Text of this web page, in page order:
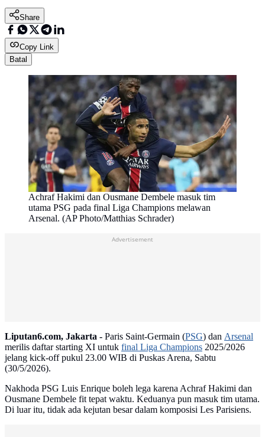
Share
Copy Link
Batal
Achraf Hakimi dan Ousmane Dembele masuk tim
utama PSG pada final Liga Champions melawan
Arsenal. (AP Photo/Matthias Schrader)
Advertisement
Liputan6.com, Jakarta - Paris Saint-Germain (PSG) dan Arsenal
merilis daftar starting XI untuk final Liga Champions 2025/2026
jelang kick-off pukul 23.00 WIB di Puskas Arena, Sabtu
(30/5/2026).
Nakhoda PSG Luis Enrique boleh lega karena Achraf Hakimi dan
Ousmane Dembele fit tepat waktu. Keduanya pun masuk tim utama.
Di luar itu, tidak ada kejutan besar dalam komposisi Les Parisiens.